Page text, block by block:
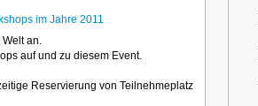
im Jahre 2011
an.
auf und zu diesem Event.
Reservierung von Teilnehmeplatz